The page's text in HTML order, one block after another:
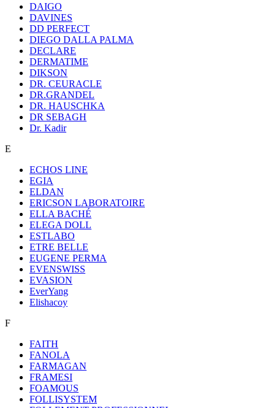
DAIGO
DAVINES
DD PERFECT
DIEGO DALLA PALMA
DECLARE
DERMATIME
DIKSON
DR. CEURACLE
DR.GRANDEL
DR. HAUSCHKA
DR SEBAGH
Dr. Kadir
E
ECHOS LINE
EGIA
ELDAN
ERICSON LABORATOIRE
ELLA BACHÉ
ELEGA DOLL
ESTLABO
ETRE BELLE
EUGENE PERMA
EVENSWISS
EVASION
EverYang
Elishacoy
F
FAITH
FANOLA
FARMAGAN
FRAMESI
FOAMOUS
FOLLISYSTEM